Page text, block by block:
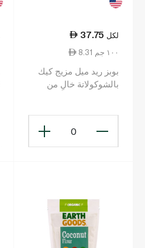
37.75 لكل
8.31 ١٠٠ جم
بوبز ريد ميل مزيج كيك
بالشوكولاتة خالٍ من
0